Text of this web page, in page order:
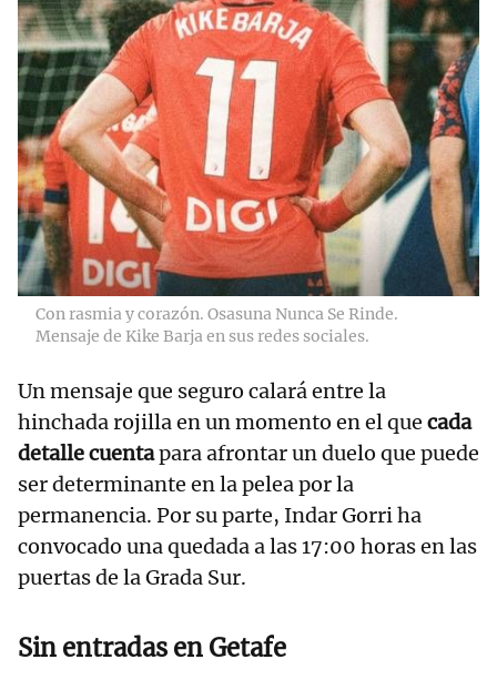
Con rasmia y corazón. Osasuna Nunca Se Rinde.
Mensaje de Kike Barja en sus redes sociales.
Un mensaje que seguro calará entre la
hinchada rojilla en un momento en el que cada
detalle cuentapara afrontar un duelo que puede
ser determinante en la pelea por la
permanencia. Por su parte, Indar Gorri ha
convocado una quedada a las 17:00 horas en las
puertas de la Grada Sur.
Sin entradas en Getafe